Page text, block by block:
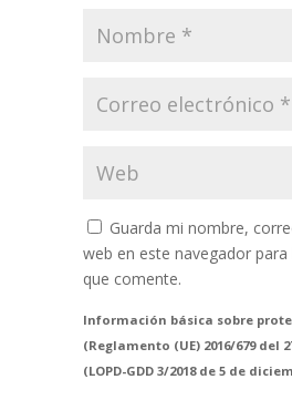
Guarda mi nombre,
web en este navegador
que comente.
Información básica sobre
(Reglamento (UE) 2016/679 del
(LOPD-GDD 3/2018 de 5 de